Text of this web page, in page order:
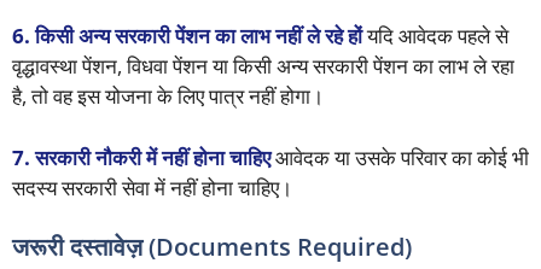
6. किसी अन्य सरकारी पेंशन का लाभ नहीं ले रहे होंयदि आवेदक पहले से
वृद्धावस्था पेंशन, विधवा पेंशन या किसी अन्य सरकारी पेंशन का लाभ ले रहा
है, तो वह इस योजना के लिए पात्र नहीं होगा।
7. सरकारी नौकरी में नहीं होना चाहिएआवेदक या उसके परिवार का कोई भी
सदस्य सरकारी सेवा में नहीं होना चाहिए।
जरूरी दस्तावेज़ (Documents Required)